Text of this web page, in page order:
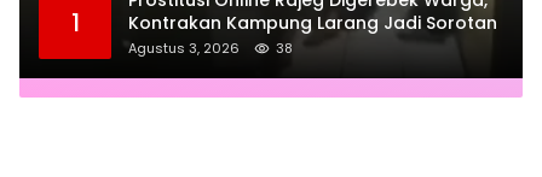
1
Kontrakan Kampung Larang Jadi Sorotan
Agustus 3, 2026 38